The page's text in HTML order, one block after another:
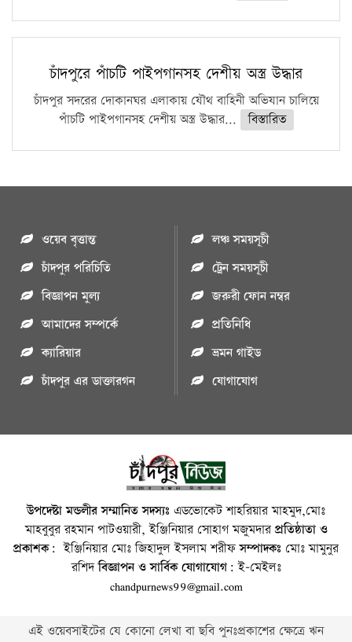
চাঁদপুরে পাঁচটি পাইপগানসহ দেশীয় অস্ত্র উদ্ধার
চাঁদপুর সদরের দোকানঘর এলাকায় যৌথ বাহিনী অভিযান চালিয়ে
পাঁচটি পাইপগানসহ দেশীয় অস্ত্র উদ্ধার...
বিস্তারিত
ওয়েব বৃত্তান্ত
চাঁদপুর পরিচিতি
বিজ্ঞাপন মুল্য
আমাদের সম্পর্কে
ক্যারিয়ার
চাঁদপুর এর ডাক্তারগন
লঞ্চ সময়সূচী
ট্রেন সময়সূচী
জরুরী ফোন নম্বর
প্রতিনিধি
ভ্রমন গাইড
যোগাযোগ
উপদেষ্টা মন্ডলীর সম্মানিত সদস্যঃ এডভোকেট শাহরিয়ার মাহমুদ,মোঃ
মাহবুবুর রহমান পাটওয়ারী, ইঞ্জিনিয়ার সোহাগ মজুমদারপ্রতিষ্ঠাতা ও
প্রকাশক: ইঞ্জিনিয়ার মোঃ জিহাদুল ইসলাম শরীফসম্পাদকঃ মোঃ মামুনুর
রশিদবিজ্ঞাপন ও সার্বিক যোগাযোগ: ই-মেইলঃ
chandpurnews99@gmail.com
এই ওয়েবসাইটের যে কোনো লেখা বা ছবি পুনঃপ্রকাশের ক্ষেত্রে ঋন